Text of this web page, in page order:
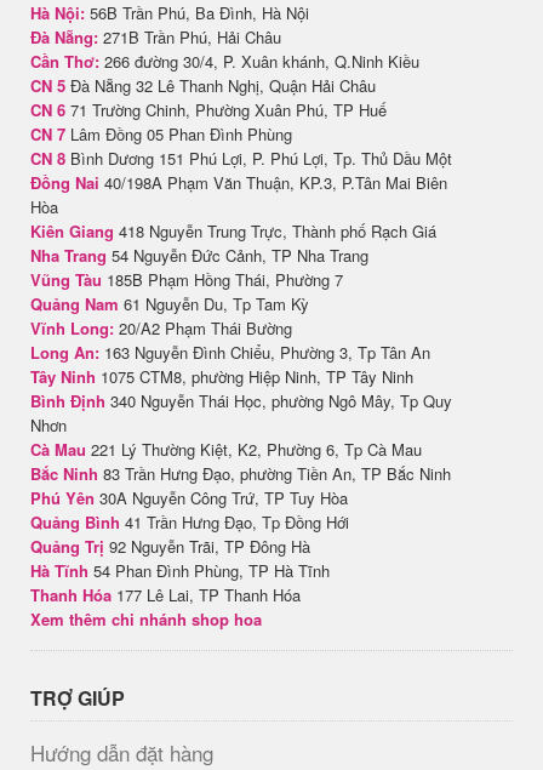
Hà Nội: 56B Trần Phú, Ba Đình, Hà Nội
Đà Nẵng: 271B Trần Phú, Hải Châu
Cần Thơ: 266 đường 30/4, P. Xuân khánh, Q.Ninh Kiều
CN 5 Đà Nẵng 32 Lê Thanh Nghị, Quận Hải Châu
CN 6 71 Trường Chinh, Phường Xuân Phú, TP Huế
CN 7 Lâm Đồng 05 Phan Đình Phùng
CN 8 Bình Dương 151 Phú Lợi, P. Phú Lợi, Tp. Thủ Dầu Một
Đồng Nai 40/198A Phạm Văn Thuận, KP.3, P.Tân Mai Biên
Hòa
Kiên Giang 418 Nguyễn Trung Trực, Thành phố Rạch Giá
Nha Trang 54 Nguyễn Đức Cảnh, TP Nha Trang
Vũng Tàu 185B Phạm Hồng Thái, Phường 7
Quảng Nam 61 Nguyễn Du, Tp Tam Kỳ
Vĩnh Long: 20/A2 Phạm Thái Bường
Long An: 163 Nguyễn Đình Chiểu, Phường 3, Tp Tân An
Tây Ninh 1075 CTM8, phường Hiệp Ninh, TP Tây Ninh
Bình Định 340 Nguyễn Thái Học, phường Ngô Mây, Tp Quy
Nhơn
Cà Mau 221 Lý Thường Kiệt, K2, Phường 6, Tp Cà Mau
Bắc Ninh 83 Trần Hưng Đạo, phường Tiền An, TP Bắc Ninh
Phú Yên 30A Nguyễn Công Trứ, TP Tuy Hòa
Quảng Bình 41 Trần Hưng Đạo, Tp Đồng Hới
Quảng Trị 92 Nguyễn Trãi, TP Đông Hà
Hà Tĩnh 54 Phan Đình Phùng, TP Hà Tĩnh
Thanh Hóa 177 Lê Lai, TP Thanh Hóa
Xem thêm chi nhánh shop hoa
TRỢ GIÚP
Hướng dẫn đặt hàng